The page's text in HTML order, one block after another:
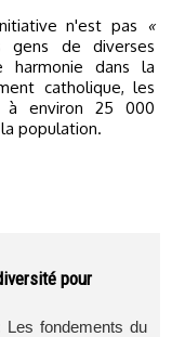
n'est pas
«
de diverses
harmonie dans la
catholique, les
à environ 25 000
population.
pour
Les fondements du